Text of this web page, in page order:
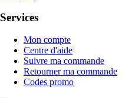
Services
Mon compte
Centre d'aide
Suivre ma commande
Retourner ma commande
Codes promo